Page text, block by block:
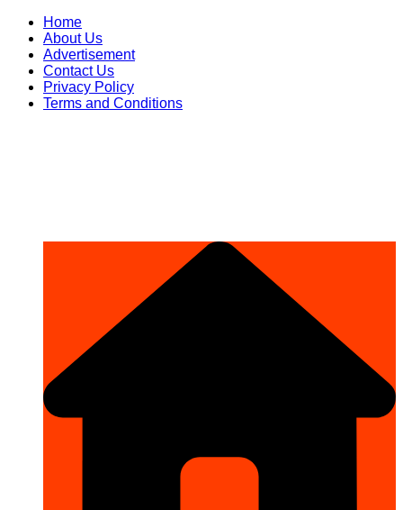
Skip
content
Home
About Us
Advertisement
Contact Us
Privacy Policy
Terms and Conditions